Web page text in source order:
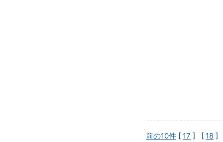
前の10件 [ 17 ] [ 18 ]